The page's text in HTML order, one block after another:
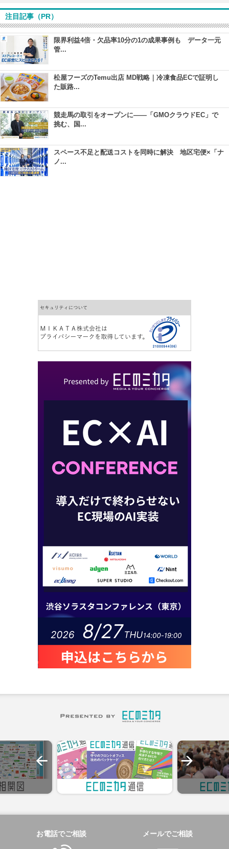
注目記事（PR）
限界利益4倍・欠品率10分の1の成果事例も データ一元
管...
松屋フーズのTemu出店 MD戦略｜冷凍食品ECで証明し
た販路...
競走馬の取引をオープンに――「GMOクラウドEC」で
挑む、国...
スペース不足と配送コストを同時に解決 地区宅便×「ナ
ノ...
お電話でご相談 メールでご相談